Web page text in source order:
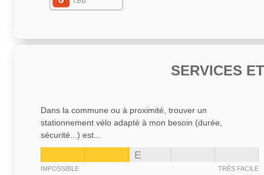
SERVICES
Dans la commune ou à proximité, trouver un
stationnement vélo adapté à mon besoin (durée,
sécurité...) est...
E
IMPOSSIBLE TRÈS FACILE